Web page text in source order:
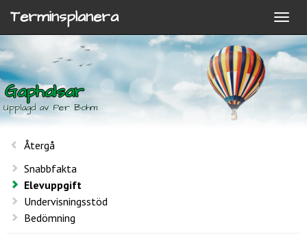
Terminsplanera
Gaphalsar
Upplagd av Per Bohm
Återgå
Snabbfakta
Elevuppgift
Undervisningsstöd
Bedömning